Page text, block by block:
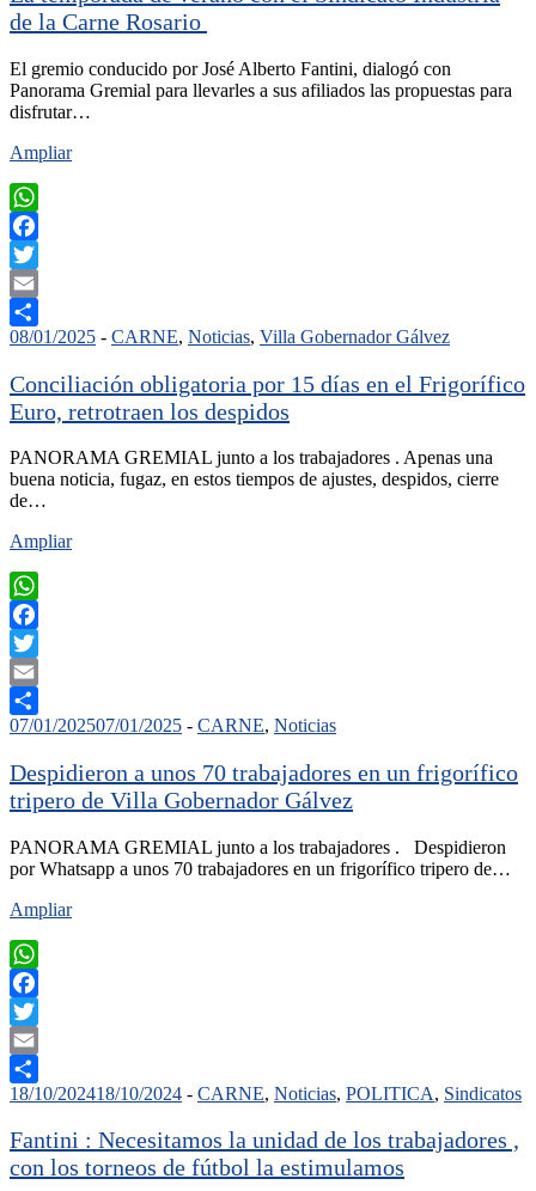
de la Carne Rosario
El gremio conducido por José Alberto Fantini, dialogó con
Panorama Gremial para llevarles a sus afiliados las propuestas para
disfrutar…
Ampliar
WhatsApp
Facebook
Twitter
Email
Compartir
08/01/2025 - CARNE, Noticias, Villa Gobernador Gálvez
Conciliación obligatoria por 15 días en el Frigorífico
Euro, retrotraen los despidos
PANORAMA GREMIAL junto a los trabajadores . Apenas una
buena noticia, fugaz, en estos tiempos de ajustes, despidos, cierre
de…
Ampliar
WhatsApp
Facebook
Twitter
Email
Compartir
07/01/202507/01/2025 - CARNE, Noticias
Despidieron a unos 70 trabajadores en un frigorífico
tripero de Villa Gobernador Gálvez
PANORAMA GREMIAL junto a los trabajadores . Despidieron
por Whatsapp a unos 70 trabajadores en un frigorífico tripero de…
Ampliar
WhatsApp
Facebook
Twitter
Email
Compartir
18/10/202418/10/2024 - CARNE, Noticias, POLITICA, Sindicatos
Fantini : Necesitamos la unidad de los trabajadores ,
con los torneos de fútbol la estimulamos